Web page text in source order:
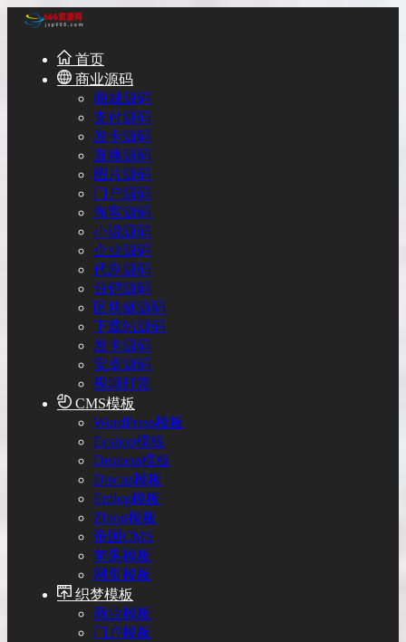
首页
商业源码
商城源码
支付源码
发卡源码
直播源码
图片源码
门户源码
淘客源码
小说源码
企业源码
代刷源码
分销源码
区块链源码
下载站源码
发卡源码
安卓源码
视频打赏
CMS模板
WordPress模板
Ecshop模板
Destoon模板
Discuz模板
Emlog模板
Zblog模板
帝国CMS
苹果模板
网页模板
织梦模板
商业模板
门户模板